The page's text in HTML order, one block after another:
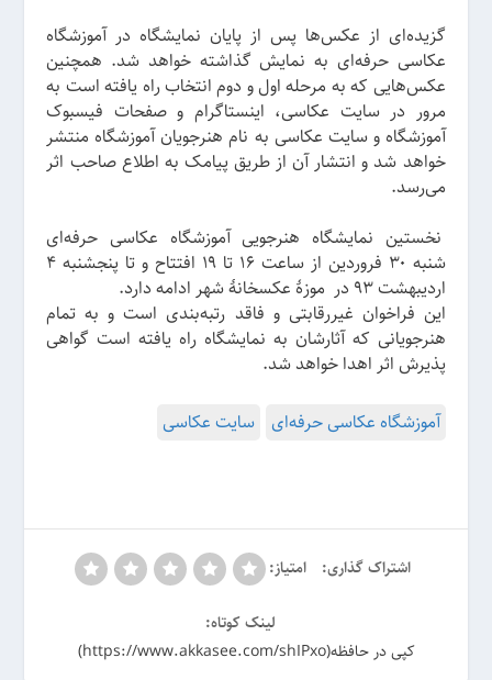
گزیده‌ای از عکس‌ها پس از پایان نمایشگاه در آموزشگاه
عکاسی حرفه‌ای به نمایش گذاشته خواهد شد. همچنین
عکس‌هایی که به مرحله اول و دوم انتخاب راه یافته است به
مرور در سایت عکاسی، اینستاگرام و صفحات فیسبوک
آموزشگاه و سایت عکاسی به نام هنرجویان آموزشگاه منتشر
خواهد شد و انتشار آن از طریق پیامک به اطلاع صاحب اثر
می‌رسد.
نخستین نمایشگاه هنرجویی آموزشگاه عکاسی حرفه‌ای
شنبه ۳۰ فروردین‌ از ساعت ۱۶ تا ۱۹ افتتاح و تا پنجشنبه ۴
اردیبهشت‌ ۹۳ در موزهٔ عکسخانهٔ شهر ادامه دارد.
این فراخوان غیررقابتی و فاقد رتبه‌بندی است و به تمام
هنرجویانی که آثارشان به نمایشگاه راه یافته است گواهی
پذیرش اثر اهدا خواهد شد.
آموزشگاه عکاسی حرفه‌ای سایت عکاسی
اشتراک گذاری: امتیاز:
لینک کوتاه:
کپی در حافظه(https://www.akkasee.com/shIPxo)